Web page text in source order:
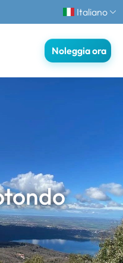
Italiano
Noleggia ora